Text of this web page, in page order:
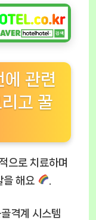
에 관련
고 꿀
으로 치료하며
을 해요
격계 시스템